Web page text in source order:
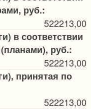
руб.:
522213,00
в соответствии
руб.:
522213,00
принятая по
522213,00